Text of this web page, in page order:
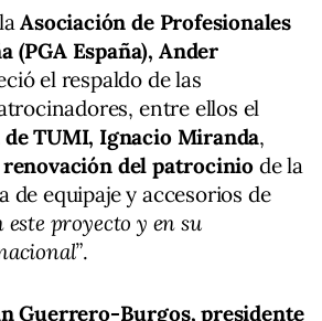
Asociación de Profesionales
(PGA España), Ander
el respaldo de las
entre ellos el
TUMI, Ignacio Miranda,
renovación del patrocinio de la
de equipaje y accesorios de
este proyecto y en su
.
Guerrero-Burgos, presidente